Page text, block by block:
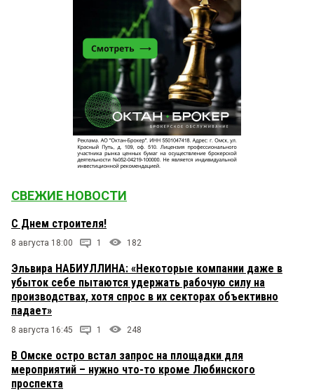
СВЕЖИЕ НОВОСТИ
С Днем строителя!
8 августа 18:00 1 182
Эльвира НАБИУЛЛИНА: «Некоторые компании даже в
убыток себе пытаются удержать рабочую силу на
производствах, хотя спрос в их секторах объективно
падает»
8 августа 16:45 1 248
В Омске остро встал запрос на площадки для
мероприятий – нужно что-то кроме Любинского
проспекта